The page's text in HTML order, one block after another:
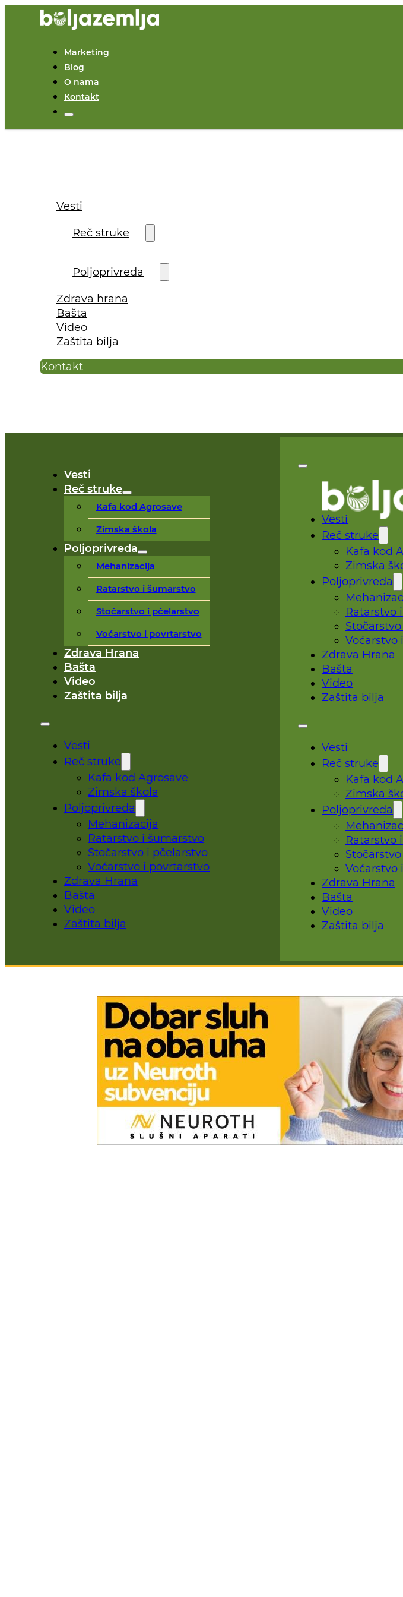
Marketing
Blog
O nama
Kontakt
Vesti
Reč struke
Poljoprivreda
Zdrava hrana
Bašta
Video
Zaštita bilja
Kontakt
Vesti
Reč struke
Kafa kod Agrosave
Zimska škola
Poljoprivreda
Mehanizacija
Ratarstvo i šumarstvo
Stočarstvo i pčelarstvo
Voćarstvo i povrtarstvo
Zdrava Hrana
Bašta
Video
Zaštita bilja
Vesti
Reč struke
Kafa kod Agrosave
Zimska škola
Poljoprivreda
Mehanizacija
Ratarstvo i šumarstvo
Stočarstvo i pčelarstvo
Voćarstvo i povrtarstvo
Zdrava Hrana
Bašta
Video
Zaštita bilja
Vesti
Reč struke
Kafa kod
Zimska
Poljoprivreda
Ratarstvo
Voćarstvo
Zdrava Hrana
Bašta
Video
Zaštita bilja
Vesti
Reč struke
Kafa kod
Zimska
Poljoprivreda
Ratarstvo
Voćarstvo
Zdrava Hrana
Bašta
Video
Zaštita bilja